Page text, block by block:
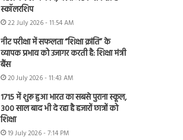
स्कॉलरशिप
22 July 2026 - 11:54 AM
नीट परीक्षा में सफलता “शिक्षा क्रांति” के
व्यापक प्रभाव को उजागर करती है: शिक्षा मंत्री
बैंस
20 July 2026 - 11:43 AM
1715 में शुरू हुआ भारत का सबसे पुराना स्कूल,
300 साल बाद भी दे रहा है हजारों छात्रों को
शिक्षा
19 July 2026 - 7:14 PM